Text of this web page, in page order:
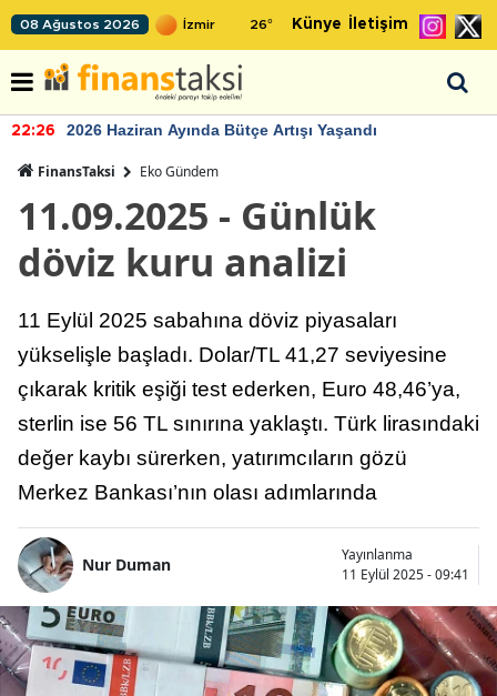
08 Ağustos 2026 26° Künye İletişim
22:26 2026 Haziran Ayında Bütçe Artışı Yaşandı
FinansTaksi Eko Gündem
11.09.2025 - Günlük
döviz kuru analizi
11 Eylül 2025 sabahına döviz piyasaları
yükselişle başladı. Dolar/TL 41,27 seviyesine
çıkarak kritik eşiği test ederken, Euro 48,46’ya,
sterlin ise 56 TL sınırına yaklaştı. Türk lirasındaki
değer kaybı sürerken, yatırımcıların gözü
Merkez Bankası’nın olası adımlarında
Nur Duman
Yayınlanma
11 Eylül 2025 - 09:41